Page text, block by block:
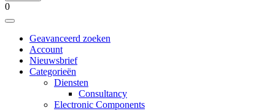
0
Geavanceerd zoeken
Account
Nieuwsbrief
Categorieën
Diensten
Consultancy
Electronic Components